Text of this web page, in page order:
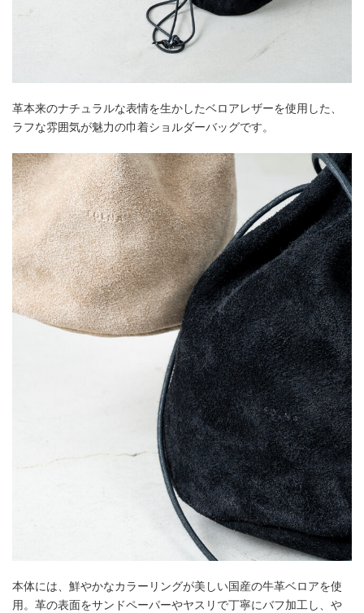
革本来のナチュラルな表情を生かしたベロアレザーを使用した、
ラフな雰囲気が魅力の巾着ショルダーバッグです。
本体には、鮮やかなカラーリングが美しい国産の牛革ベロアを使
用。革の表面をサンドペーパーやヤスリで丁寧にバフ加工し、や